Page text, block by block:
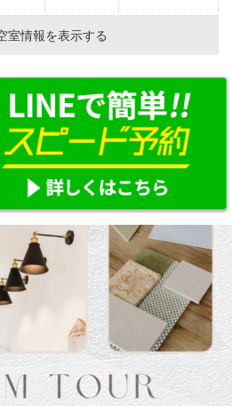
室情報を表示する